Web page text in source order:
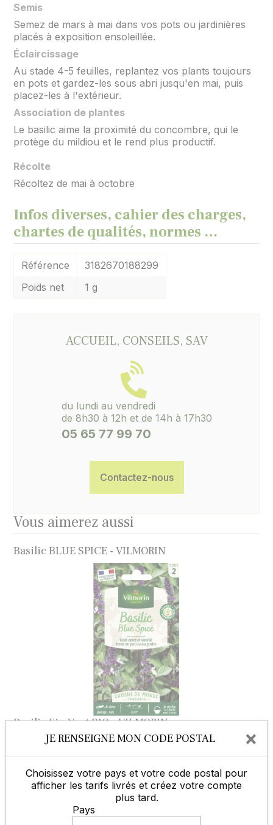
Semis
Semez de mars à mai dans vos pots ou jardinières
placés à exposition ensoleillée.
Éclaircissage
Au stade 4-5 feuilles, replantez vos plants toujours
en pots et gardez-les sous abri jusqu'en mai, puis
placez-les à l'extérieur.
Association de plantes
Le basilic aime la proximité du concombre, qui le
protège du mildiou et le rend plus productif.
Récolte
Récoltez de mai à octobre
Infos diverses, cahier des charges,
chartes de qualités, normes …
Référence
3182670188299
Poids net
1 g
ACCUEIL, CONSEILS, SAV
du lundi au vendredi
de 8h30 à 12h et de 14h à 17h30
05 65 77 99 70
Contactez-nous
Vous aimerez aussi
Basilic BLUE SPICE - VILMORIN
Basilic Fin Vert BIO - VILMORIN
JE RENSEIGNE MON CODE POSTAL
×
Choisissez votre pays et votre code postal pour
afficher les tarifs livrés et créez votre compte
plus tard.
Pays